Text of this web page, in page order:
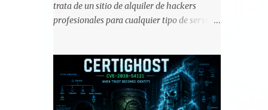
trata de un sitio de alquiler de hackers
profesionales para cualquier tipo de servicio.
discreción, comunicaciones cifradas y la
garantía de que ningún servicio será
demasiado difícil para los talentos que
pueden ser contratados desde la plataforma.